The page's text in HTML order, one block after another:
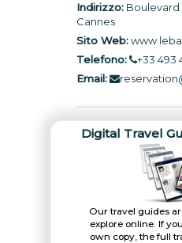
Indirizzo:Boulevard
Cannes
Sito Web:
Telefono:
+33 493
Email:
Digital Travel
Our travel guides
explore online. If
own copy, the full